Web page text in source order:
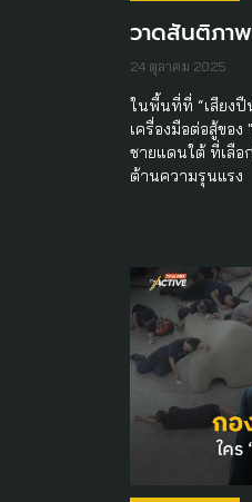
วาดสันติภา
24 ตุลาคม 2025
ในพื้นที่ที่ “เสียงปื
เครื่องมือต่อสู้ของ
ชายแดนใต้ ที่เลือ
ต้านความรุนแรง